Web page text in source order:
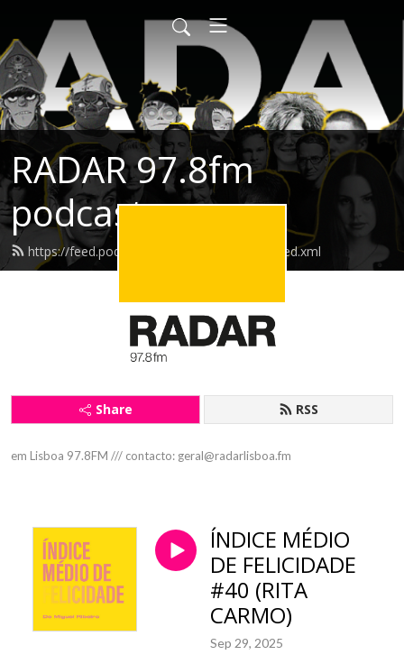
RADAR 97.8fm
podcasts
https://feed.podbean.com/radarpodcasts/feed.xml
Share RSS
em Lisboa 97.8FM /// contacto: geral@radarlisboa.fm
ÍNDICE MÉDIO
DE FELICIDADE
#40 (RITA
CARMO)
Sep 29, 2025